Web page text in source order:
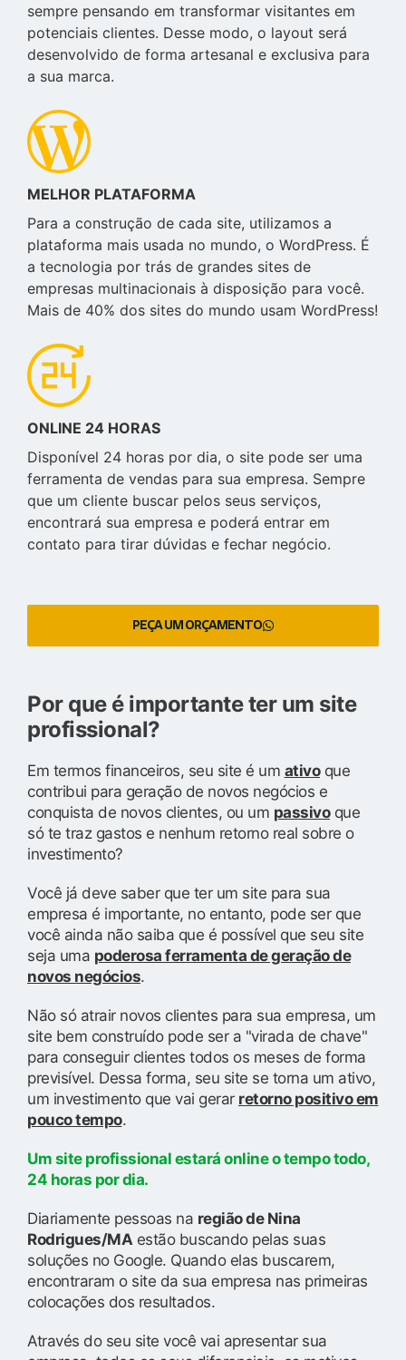
sempre pensando em transformar visitantes em
potenciais clientes. Desse modo, o layout será
desenvolvido de forma artesanal e exclusiva para
a sua marca.
MELHOR PLATAFORMA
Para a construção de cada site, utilizamos a
plataforma mais usada no mundo, o WordPress. É
a tecnologia por trás de grandes sites de
empresas multinacionais à disposição para você.
Mais de 40% dos sites do mundo usam WordPress!
ONLINE 24 HORAS
Disponível 24 horas por dia, o site pode ser uma
ferramenta de vendas para sua empresa. Sempre
que um cliente buscar pelos seus serviços,
encontrará sua empresa e poderá entrar em
contato para tirar dúvidas e fechar negócio.
PEÇA UM ORÇAMENTO
Por que é importante ter um site
profissional?
Em termos financeiros, seu site é um ativoque
contribui para geração de novos negócios e
conquista de novos clientes, ou um passivoque
só te traz gastos e nenhum retorno real sobre o
investimento?
Você já deve saber que ter um site para sua
empresa é importante, no entanto, pode ser que
você ainda não saiba que é possível que seu site
seja uma poderosa ferramenta de geração de
novos negócios.
Não só atrair novos clientes para sua empresa, um
site bem construído pode ser a "virada de chave"
para conseguir clientes todos os meses de forma
previsível. Dessa forma, seu site se torna um ativo,
um investimento que vai gerar retorno positivo em
pouco tempo.
Um site profissional estará online o tempo todo,
24 horas por dia.
Diariamente pessoas na região de Nina
Rodrigues/MA estão buscando pelas suas
soluções no Google. Quando elas buscarem,
encontraram o site da sua empresa nas primeiras
colocações dos resultados.
Através do seu site você vai apresentar sua